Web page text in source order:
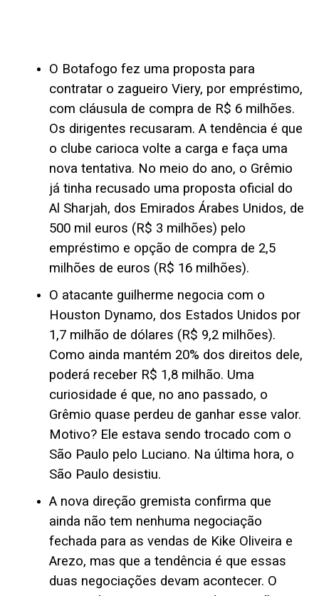
O Botafogo fez uma proposta para
contratar o zagueiro Viery, por empréstimo,
com cláusula de compra de R$ 6 milhões.
Os dirigentes recusaram. A tendência é que
o clube carioca volte a carga e faça uma
nova tentativa. No meio do ano, o Grêmio
já tinha recusado uma proposta oficial do
Al Sharjah, dos Emirados Árabes Unidos, de
500 mil euros (R$ 3 milhões) pelo
empréstimo e opção de compra de 2,5
milhões de euros (R$ 16 milhões).
O atacante guilherme negocia com o
Houston Dynamo, dos Estados Unidos por
1,7 milhão de dólares (R$ 9,2 milhões).
Como ainda mantém 20% dos direitos dele,
poderá receber R$ 1,8 milhão. Uma
curiosidade é que, no ano passado, o
Grêmio quase perdeu de ganhar esse valor.
Motivo? Ele estava sendo trocado com o
São Paulo pelo Luciano. Na última hora, o
São Paulo desistiu.
A nova direção gremista confirma que
ainda não tem nenhuma negociação
fechada para as vendas de Kike Oliveira e
Arezo, mas que a tendência é que essas
duas negociações devam acontecer. O